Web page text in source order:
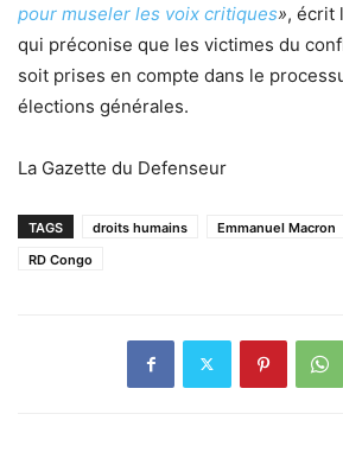
pour museler les voix critiques», écrit
qui préconise que les victimes du
soit prises en compte dans le
élections générales.
La Gazette du Defenseur
TAGS droits humains Emmanuel Macron
RD Congo